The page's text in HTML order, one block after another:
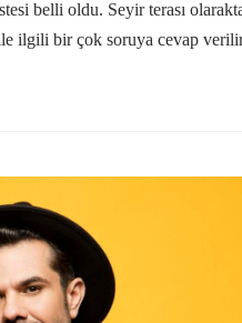
belli oldu. Seyir terası
ilgili bir çok soruya cevap